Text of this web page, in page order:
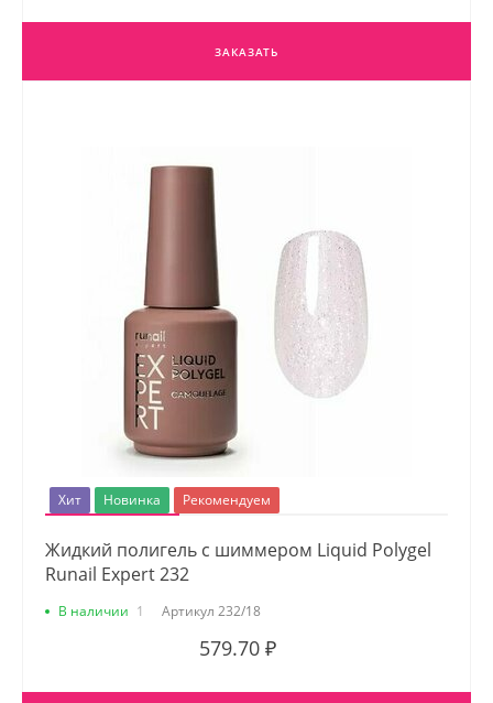
ЗАКАЗАТЬ
Хит Новинка Рекомендуем
Жидкий полигель с шиммером Liquid Polygel
Runail Expert 232
В наличии 1 Артикул 232/18
579.70 ₽